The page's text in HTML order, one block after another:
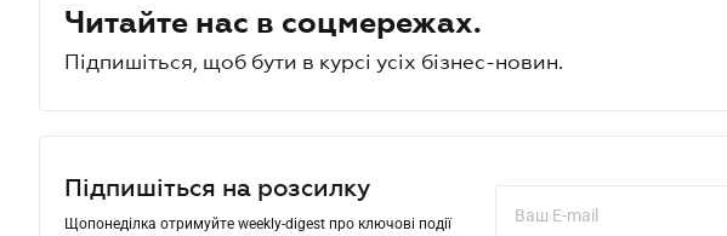
Читайте нас в соцмережах.
Підпишіться, щоб бути в курсі усіх бізнес-новин.
Підпишіться на розсилку
Щопонеділка отримуйте weekly-digest про ключові події